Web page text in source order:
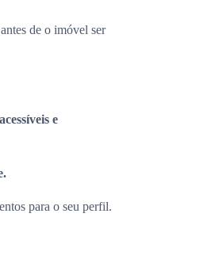
de o imóvel ser
e
para o seu perfil.